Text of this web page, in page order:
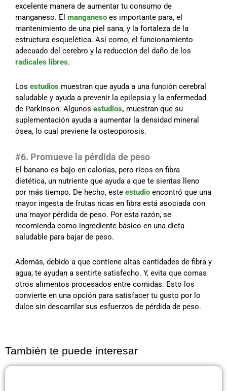
excelente manera de aumentar tu consumo de
manganeso. El manganeso es importante para, el
mantenimiento de una piel sana, y la fortaleza de la
estructura esquelética. Así como, el funcionamiento
adecuado del cerebro y la reducción del daño de los
radicales libres.
Los estudios muestran que ayuda a una función cerebral
saludable y ayuda a prevenir la epilepsia y la enfermedad
de Parkinson. Algunos estudios, muestran que su
suplementación ayuda a aumentar la densidad mineral
ósea, lo cual previene la osteoporosis.
#6. Promueve la pérdida de peso
El banano es bajo en calorías, pero ricos en fibra
dietética, un nutriente que ayuda a que te sientas lleno
por más tiempo. De hecho, este estudio encontró que una
mayor ingesta de frutas ricas en fibra está asociada con
una mayor pérdida de peso. Por esta razón, se
recomienda como ingrediente básico en una dieta
saludable para bajar de peso.
Además, debido a que contiene altas cantidades de fibra y
agua, te ayudan a sentirte satisfecho. Y, evita que comas
otros alimentos procesados ​​entre comidas. Esto los
convierte en una opción para satisfacer tu gusto por lo
dulce sin descarrilar sus esfuerzos de pérdida de peso.
También te puede interesar